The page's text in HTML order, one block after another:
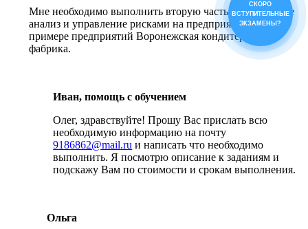
Мне необходимо выполнить вторую часть ВКР. По теме
анализ и управление рисками на предприятии. На
примере предприятий Воронежская кондитерская
фабрика.
Иван, помощь с обучением
Олег, здравствуйте! Прошу Вас прислать всю
необходимую информацию на почту
9186862@mail.ru и написать что необходимо
выполнить. Я посмотрю описание к заданиям и
подскажу Вам по стоимости и срокам выполнения.
Ольга
СКОРО
ВСТУПИТЕЛЬНЫЕ
ЭКЗАМЕНЫ?